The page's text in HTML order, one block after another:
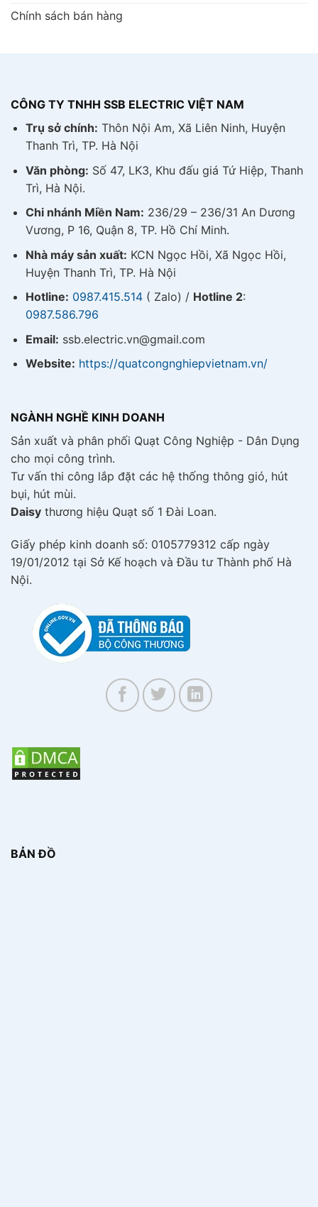
Chính sách bán hàng
CÔNG TY TNHH SSB ELECTRIC VIỆT NAM
Trụ sở chính: Thôn Nội Am, Xã Liên Ninh, Huyện
Thanh Trì, TP. Hà Nội
Văn phòng: Số 47, LK3, Khu đấu giá Tứ Hiệp, Thanh
Trì, Hà Nội.
Chi nhánh Miền Nam: 236/29 – 236/31 An Dương
Vương, P 16, Quận 8, TP. Hồ Chí Minh.
Nhà máy sản xuất: KCN Ngọc Hồi, Xã Ngọc Hồi,
Huyện Thanh Trì, TP. Hà Nội
Hotline: 0987.415.514( Zalo) / Hotline 2:
0987.586.796
Email: ssb.electric.vn@gmail.com
Website: https://quatcongnghiepvietnam.vn/
NGÀNH NGHỀ KINH DOANH
Sản xuất và phân phối Quạt Công Nghiệp - Dân Dụng
cho mọi công trình.
Tư vấn thi công lắp đặt các hệ thống thông gió, hút
bụi, hút mùi.
Daisy thương hiệu Quạt số 1 Đài Loan.
Giấy phép kinh doanh số: 0105779312 cấp ngày
19/01/2012 tại Sở Kế hoạch và Đầu tư Thành phố Hà
Nội.
BẢN ĐỒ